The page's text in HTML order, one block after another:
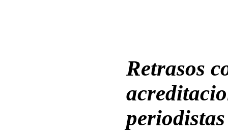
Retrasos
periodistas